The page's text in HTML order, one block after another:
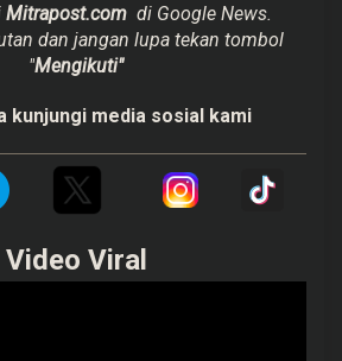
Mitrapost.com di Google News.
dan jangan lupa tekan tombol
"Mengikuti"
kunjungi media sosial kami
Video Viral